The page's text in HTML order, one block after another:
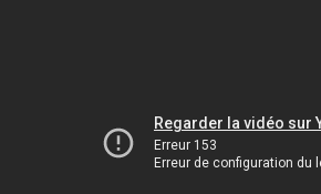
Regarder la vidéo sur
Erreur 153
Erreur de configuration du